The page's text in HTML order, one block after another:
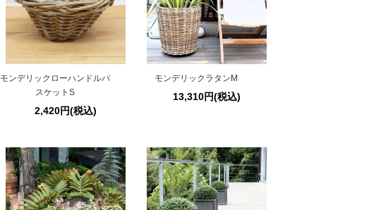
モンデリックローハンドルバ
スケットS
2,420円(税込)
モンデリックラタンM
13,310円(税込)